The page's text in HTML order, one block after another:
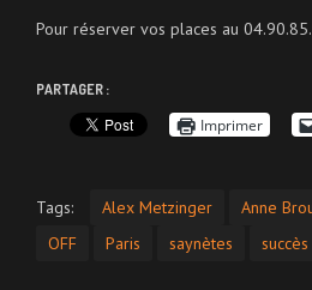
Pour réserver vos places au
PARTAGER :
Imprimer
Tags: Alex Metzinger Anne
OFF
Paris saynètes succès